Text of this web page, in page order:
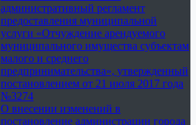
административный регламент
предоставления муниципальной
услуги «Отчуждение арендуемого
муниципального имущества субъектам
малого и среднего
предпринимательства», утвержденный
постановлением от 21 июля 2017 года
№3274
О внесении изменений в
постановление администрации города